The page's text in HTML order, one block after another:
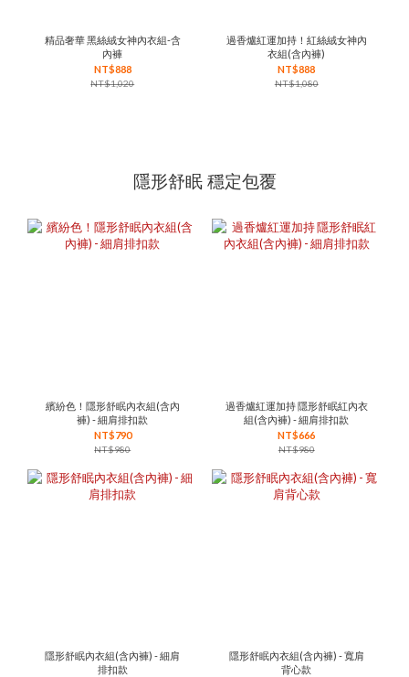
精品奢華 黑絲絨女神內衣組-含
內褲
NT$888
NT$1,020
過香爐紅運加持！紅絲絨女神內
衣組(含內褲)
NT$888
NT$1,080
隱形舒眠 穩定包覆
繽紛色！隱形舒眠內衣組(含內
褲) - 細肩排扣款
NT$790
NT$980
過香爐紅運加持 隱形舒眠紅內衣
組(含內褲) - 細肩排扣款
NT$666
NT$980
隱形舒眠內衣組(含內褲) - 細肩
排扣款
隱形舒眠內衣組(含內褲) - 寬肩
背心款